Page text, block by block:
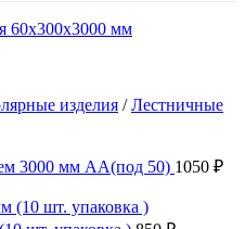
изделия /Лестничные
3000 мм АА(под 50) 1050 ₽